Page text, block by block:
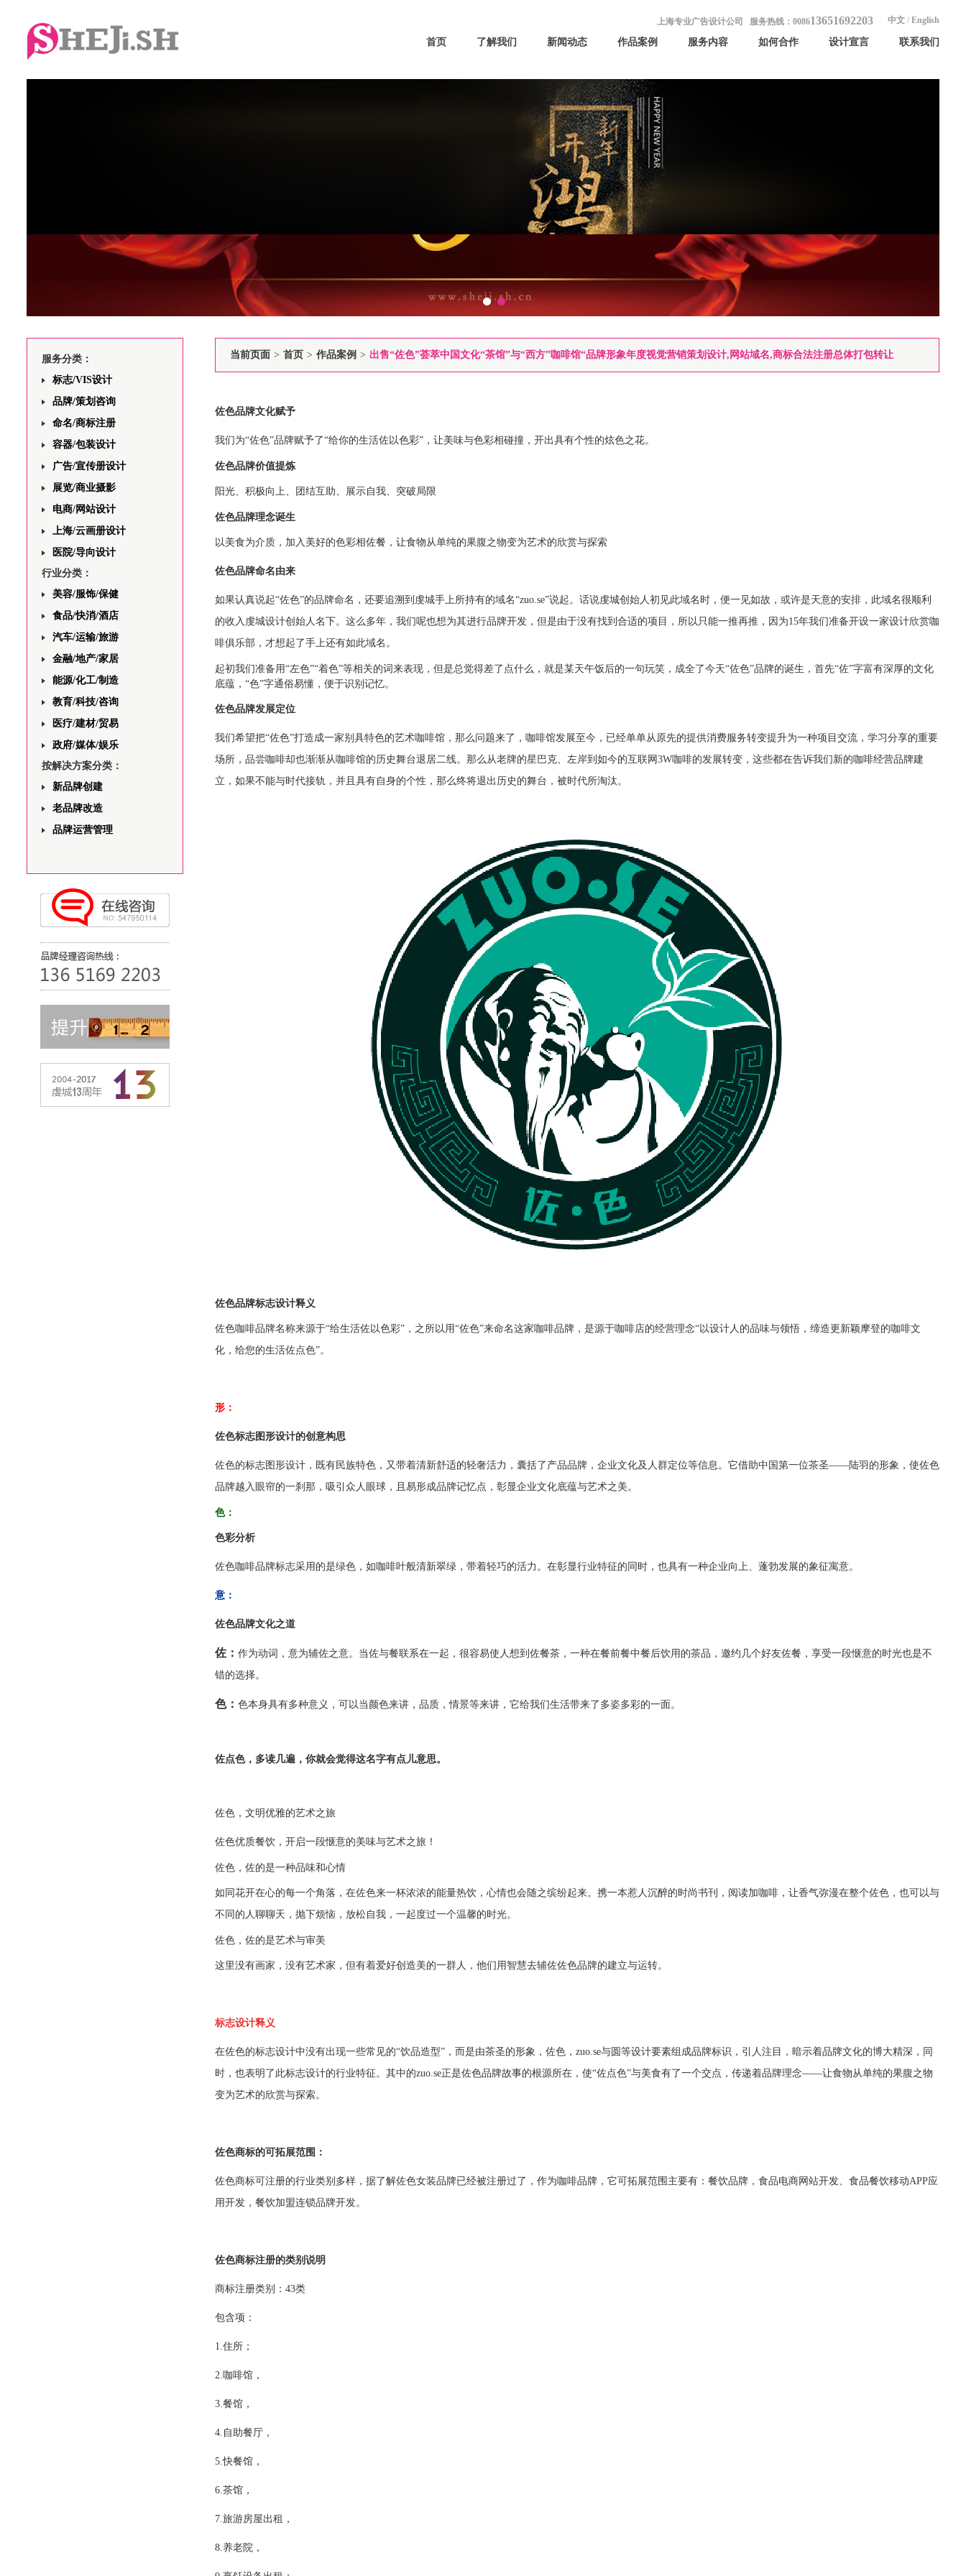
中文 / English
上海专业广告设计公司 服务热线：008613651692203
首页 了解我们 新闻动态 作品案例 服务内容 如何合作 设计宣言 联系我们
服务分类：
标志/VIS设计
品牌/策划咨询
命名/商标注册
容器/包装设计
广告/宣传册设计
展览/商业摄影
电商/网站设计
上海/云画册设计
医院/导向设计
行业分类：
美容/服饰/保健
食品/快消/酒店
汽车/运输/旅游
金融/地产/家居
能源/化工/制造
教育/科技/咨询
医疗/建材/贸易
政府/媒体/娱乐
按解决方案分类：
新品牌创建
老品牌改造
品牌运营管理
当前页面 > 首页 > 作品案例 > 出售“佐色”荟萃中国文化“茶馆”与“西方”咖啡馆“品牌形象年度视觉营销策划设计,网站域名,商标合法注册总体打包转让
佐色品牌文化赋予
我们为“佐色”品牌赋予了“给你的生活佐以色彩”，让美味与色彩相碰撞，开出具有个性的炫色之花。
佐色品牌价值提炼
阳光、积极向上、团结互助、展示自我、突破局限
佐色品牌理念诞生
以美食为介质，加入美好的色彩相佐餐，让食物从单纯的果腹之物变为艺术的欣赏与探索
佐色品牌命名由来
如果认真说起“佐色”的品牌命名，还要追溯到虔城手上所持有的域名“zuo.se”说起。话说虔城创始人初见此域名时，便一见如故，或许是天意的安排，此域名很顺利
的收入虔城设计创始人名下。这么多年，我们呢也想为其进行品牌开发，但是由于没有找到合适的项目，所以只能一推再推，因为15年我们准备开设一家设计欣赏咖
啡俱乐部，才想起了手上还有如此域名。
起初我们准备用“左色”“着色”等相关的词来表现，但是总觉得差了点什么，就是某天午饭后的一句玩笑，成全了今天“佐色”品牌的诞生，首先“佐”字富有深厚的文化
底蕴，“色”字通俗易懂，便于识别记忆。
佐色品牌发展定位
我们希望把“佐色”打造成一家别具特色的艺术咖啡馆，那么问题来了，咖啡馆发展至今，已经单单从原先的提供消费服务转变提升为一种项目交流，学习分享的重要
场所，品尝咖啡却也渐渐从咖啡馆的历史舞台退居二线。那么从老牌的星巴克、左岸到如今的互联网 3W咖啡的发展转变，这些都在告诉我们新的咖啡经营品牌建
立，如果不能与时代接轨，并且具有自身的个性，那么终将退出历史的舞台，被时代所淘汰。
佐色品牌标志设计释义
佐色咖啡品牌名称来源于“给生活佐以色彩”，之所以用“佐色”来命名这家咖啡品牌，是源于咖啡店的经营理念“以设计人的品味与领悟，缔造更新颖摩登的咖啡文
化，给您的生活佐点色”。
形：
佐色标志图形设计的创意构思
佐色的标志图形设计，既有民族特色， 又带着清新舒适的轻奢活力，囊括了产品品牌，企业文化及人群定位等信息。它借助中国第一位茶圣——陆羽的形象，使佐色
品牌越入眼帘的一刹那，吸引众人眼球，且易形成品牌记忆点，彰显企业文化底蕴与艺术之美。
色：
色彩分析
佐色咖啡品牌标志采用的是绿色，如咖啡叶般清新翠绿，带着轻巧的活力。在彰显行业特征的同时，也具有一种企业向上、蓬勃发展的象征寓意。
意：
佐色品牌文化之道
佐： 作为动词，意为辅佐之意。当佐与餐联系在一起，很容易使人想到佐餐茶，一种在餐前餐中餐后饮用的茶品，邀约几个好友佐餐，享受一段惬意的时光也是不
错的选择。
色： 色本身具有多种意义，可以当颜色来讲，品质，情景等来讲，它给我们生活带来了多姿多彩的一面。
佐点色，多读几遍，你就会觉得这名字有点儿意思。
佐色 ，文明优雅的艺术之旅
佐色优质餐饮，开启一段惬意的美味与艺术之旅！
佐色，佐的是一种品味和心情
如同花开在心的每一个角落，在佐色来一杯浓浓的能量热饮，心情也会随之缤纷起来。携一本惹人沉醉的时尚书刊，阅读加咖啡，让香气弥漫在整个佐色，也可以与
不同的人聊聊天，抛下烦恼，放松自我，一起度过一个温馨的时光。
佐色，佐的是艺术与审美
这里没有画家，没有艺术家，但有着爱好创造美的一群人，他们用智慧去辅佐佐色品牌的建立与运转。
标志设计释义
在佐色的标志设计中没有出现一些常见的“饮品造型”，而是由茶圣的形象，佐色， zuo.se与圆等设计要素组成品牌标识，引人注目，暗示着品牌文化的博大精深，同
时，也表明了 此标志设计的行业特征。其中的zuo.se正是佐色品牌故事的根源所在，使“佐点色”与美食有了一个交点，传递着品牌理念——让食物从单纯的果腹之物
变为艺术的欣赏与探索。
佐色商标的可拓展范围：
佐色商标可注册的行业类别多样， 据了解佐色女装品牌已经被注册过了， 作为咖啡品牌，它可拓展范围主要有：餐饮品牌，食品电商网站开发、食品餐饮移动APP应
用开发，餐饮加盟连锁品牌开发。
佐色商标注册的类别说明
商标注册类别： 43类
包含项：
1.住所；
2.咖啡馆，
3.餐馆，
4. 自助餐厅，
5.快餐馆，
6.茶馆，
7.旅游房屋出租，
8.养老院，